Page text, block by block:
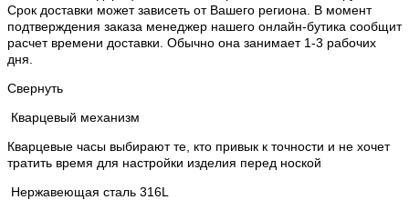
Срок доставки может зависеть от Вашего региона. В момент
подтверждения заказа менеджер нашего онлайн-бутика сообщит
расчет времени доставки. Обычно она занимает 1-3 рабочих
дня.
Свернуть
Кварцевый механизм
Кварцевые часы выбирают те, кто привык к точности и не хочет
тратить время для настройки изделия перед ноской
Нержавеющая сталь 316L